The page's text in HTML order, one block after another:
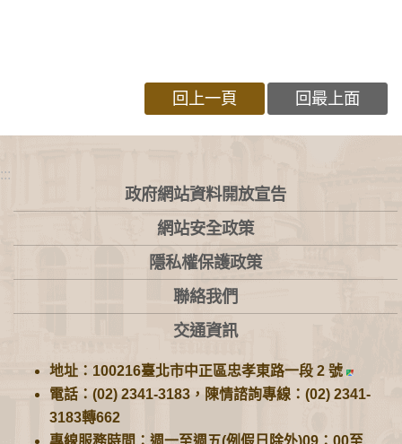
回上一頁 回最上面
:::
政府網站資料開放宣告
網站安全政策
隱私權保護政策
聯絡我們
交通資訊
地址：100216臺北市中正區忠孝東路一段 2 號
電話：(02) 2341-3183，陳情諮詢專線：(02) 2341-
3183轉662